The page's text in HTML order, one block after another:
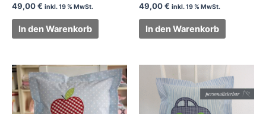
49,00€ inkl. 19 % MwSt.
In den Warenkorb
49,00€ inkl. 19 % MwSt.
In den Warenkorb